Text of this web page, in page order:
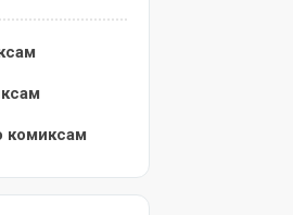
комиксам